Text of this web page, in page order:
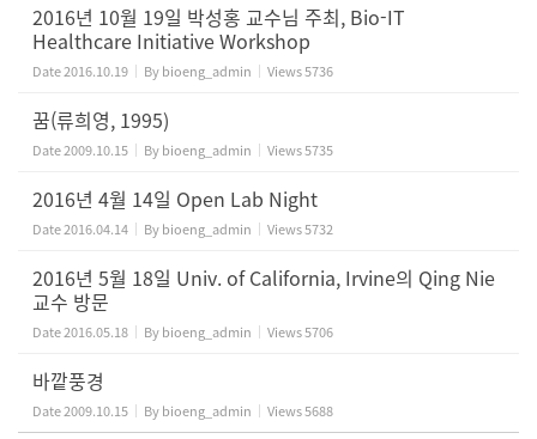
2016년 10월 19일 박성홍 교수님 주최, Bio-IT
Healthcare Initiative Workshop
Date2016.10.19 Bybioeng_admin Views5736
꿈(류희영, 1995)
Date2009.10.15 Bybioeng_admin Views5735
2016년 4월 14일 Open Lab Night
Date2016.04.14 Bybioeng_admin Views5732
2016년 5월 18일 Univ. of California, Irvine의 Qing Nie
교수 방문
Date2016.05.18 Bybioeng_admin Views5706
바깥풍경
Date2009.10.15 Bybioeng_admin Views5688